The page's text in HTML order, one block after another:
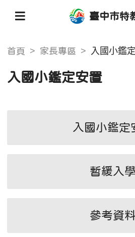
臺中市特
首頁 家長專區 入國小鑑
入國小鑑定安置
入國小鑑定
暫緩入學
參考資料